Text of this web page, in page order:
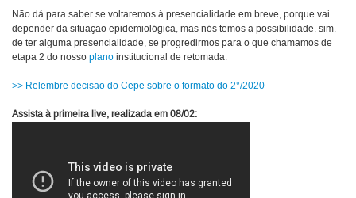
Não dá para saber se voltaremos à presencialidade em breve, porque vai
depender da situação epidemiológica, mas nós temos a possibilidade, sim,
de ter alguma presencialidade, se progredirmos para o que chamamos de
etapa 2 do nosso plano institucional de retomada.
>> Relembre decisão do Cepe sobre o formato do 2°/2020
Assista à primeira live, realizada em 08/02: